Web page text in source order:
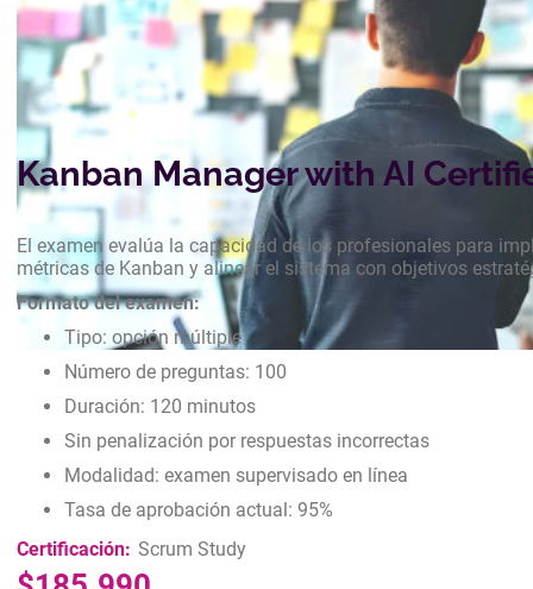
Kanban Manager with AI
El examen evalúa la capacidad de los profesionales para
métricas de Kanban y alinear el sistema con objetivos
Formato del examen:
Tipo: opción múltiple
Número de preguntas: 100
Duración: 120 minutos
Sin penalización por respuestas incorrectas
Modalidad: examen supervisado en línea
Tasa de aprobación actual: 95%
Certificación: Scrum Study